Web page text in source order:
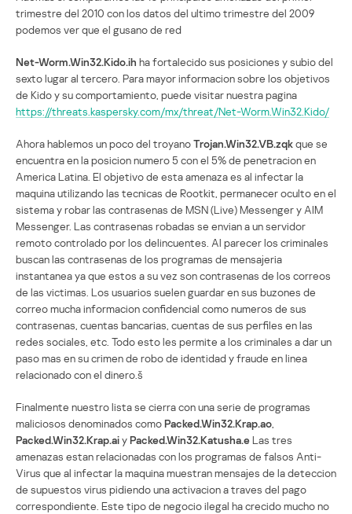
trimestre del 2010 con los datos del ultimo trimestre del 2009
podemos ver que el gusano de red
Net-Worm.Win32.Kido.ih ha fortalecido sus posiciones y subio del
sexto lugar al tercero. Para mayor informacion sobre los objetivos
de Kido y su comportamiento, puede visitar nuestra pagina
https://threats.kaspersky.com/mx/threat/Net-Worm.Win32.Kido/
Ahora hablemos un poco del troyanoTrojan.Win32.VB.zqkque se
encuentra en la posicion numero 5 con el 5% de penetracion en
America Latina. El objetivo de esta amenaza es al infectar la
maquina utilizando las tecnicas de Rootkit, permanecer oculto en el
sistema y robar las contrasenas de MSN (Live) Messenger y AIM
Messenger. Las contrasenas robadas se envian a un servidor
remoto controlado por los delincuentes. Al parecer los criminales
buscan las contrasenas de los programas de mensajeria
instantanea ya que estos a su vez son contrasenas de los correos
de las victimas. Los usuarios suelen guardar en sus buzones de
correo mucha informacion confidencial como numeros de sus
contrasenas, cuentas bancarias, cuentas de sus perfiles en las
redes sociales, etc. Todo esto les permite a los criminales a dar un
paso mas en su crimen de robo de identidad y fraude en linea
relacionado con el dinero.š
Finalmente nuestro lista se cierra con una serie de programas
maliciosos denominados comoPacked.Win32.Krap.ao
Packed.Win32.Krap.aiyPacked.Win32.Katusha.eLas tres
amenazas estan relacionadas con los programas de falsos Anti-
Virus que al infectar la maquina muestran mensajes de la deteccion
de supuestos virus pidiendo una activacion a traves del pago
correspondiente. Este tipo de negocio ilegal ha crecido mucho no